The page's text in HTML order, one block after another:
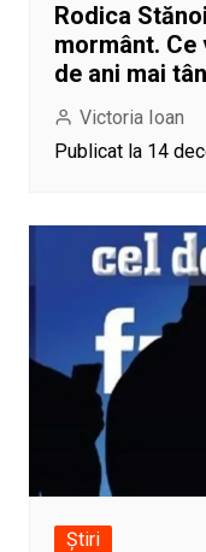
Rodica
mormânt.
de ani mai
Victoria Ioan
Publicat la 14
Știri